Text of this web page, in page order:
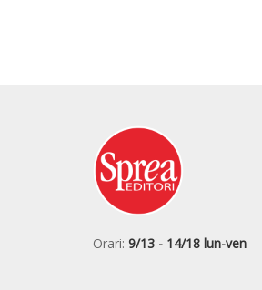
Orari: 9/13 - 14/18 lun-ven